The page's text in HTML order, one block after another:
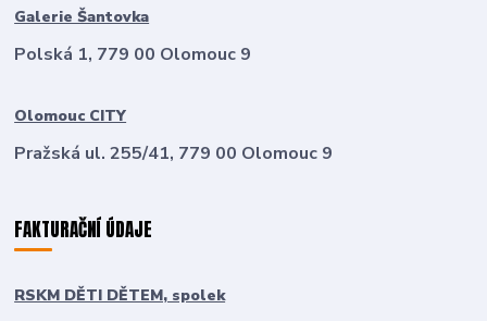
Galerie Šantovka
Polská 1, 779 00 Olomouc 9
Olomouc CITY
Pražská ul. 255/41, 779 00 Olomouc 9
FAKTURAČNÍ ÚDAJE
RSKM DĚTI DĚTEM, spolek